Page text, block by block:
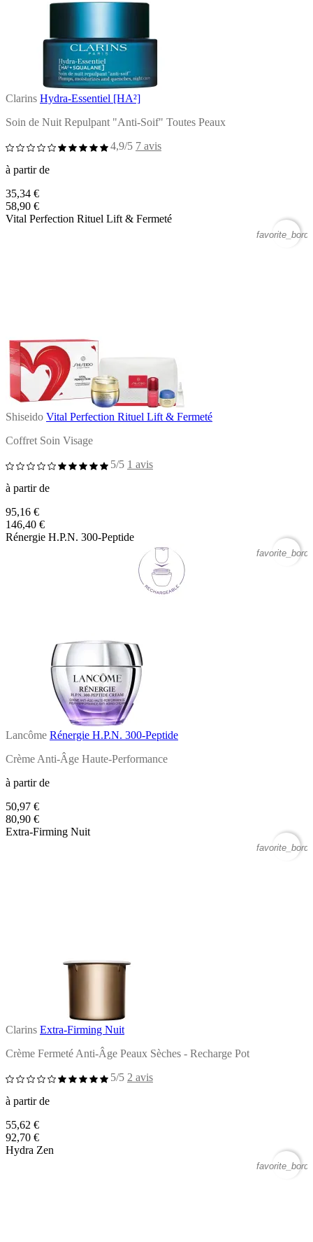
Clarins Hydra-Essentiel [HA²]
Soin de Nuit Repulpant "Anti-Soif" Toutes Peaux
4,9/5 7 avis
à partir de
35,34 €
58,90 €
Vital Perfection Rituel Lift & Fermeté
Shiseido Vital Perfection Rituel Lift & Fermeté
Coffret Soin Visage
5/5 1 avis
à partir de
95,16 €
146,40 €
Rénergie H.P.N. 300-Peptide
Lancôme Rénergie H.P.N. 300-Peptide
Crème Anti-Âge Haute-Performance
à partir de
50,97 €
80,90 €
Extra-Firming Nuit
Clarins Extra-Firming Nuit
Crème Fermeté Anti-Âge Peaux Sèches - Recharge Pot
5/5 2 avis
à partir de
55,62 €
92,70 €
Hydra Zen